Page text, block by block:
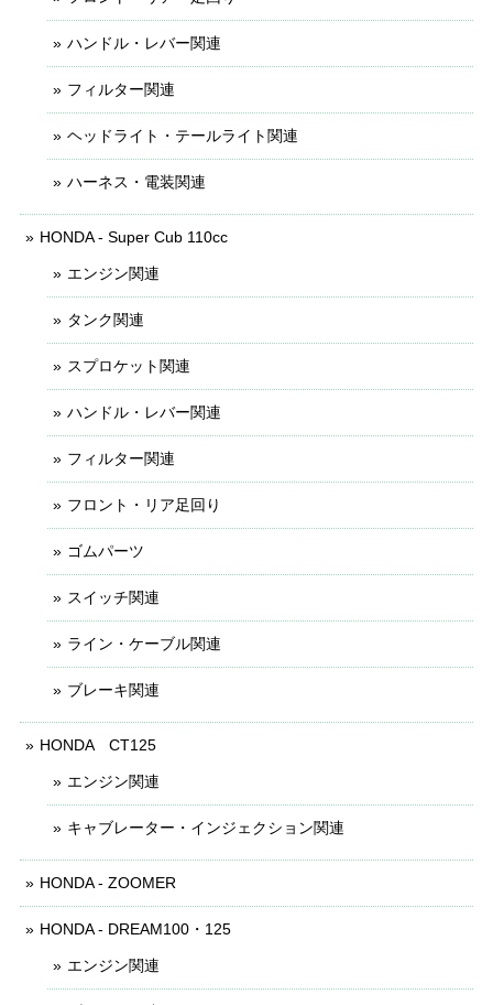
ハンドル・レバー関連
フィルター関連
ヘッドライト・テールライト関連
ハーネス・電装関連
HONDA - Super Cub 110cc
エンジン関連
タンク関連
スプロケット関連
ハンドル・レバー関連
フィルター関連
フロント・リア足回り
ゴムパーツ
スイッチ関連
ライン・ケーブル関連
ブレーキ関連
HONDA CT125
エンジン関連
キャブレーター・インジェクション関連
HONDA - ZOOMER
HONDA - DREAM100・125
エンジン関連